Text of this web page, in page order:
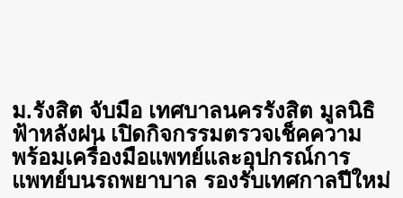
ม.รังสิต จับมือ เทศบาลนครรังสิต มูลนิธิ
ฟ้าหลังฝน เปิดกิจกรรมตรวจเช็คความ
พร้อมเครื่องมือแพทย์และอุปกรณ์การ
แพทย์บนรถพยาบาล รองรับเทศกาลปีใหม่